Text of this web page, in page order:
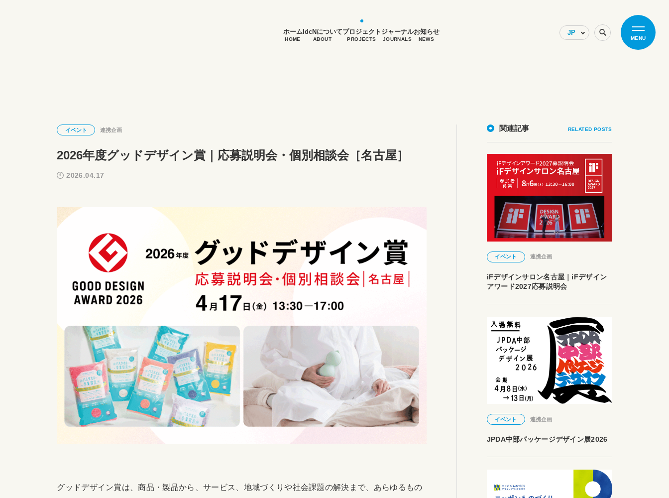
ホーム
HOME
IdcNについて
ABOUT
プロジェクト
PROJECTS
ジャーナル
JOURNALS
お知らせ
NEWS MENU
イベント 連携企画
2026年度グッドデザイン賞｜応募説明会・個別相談会［名古屋］
2026.04.17
グッドデザイン賞は、商品・製品から、サービス、地域づくりや社会課題の解決まで、あらゆるもの
関連記事 RELATED POSTS
イベント 連携企画
iFデザインサロン名古屋｜iFデザイン
アワード2027応募説明会
イベント 連携企画
JPDA中部パッケージデザイン展2026